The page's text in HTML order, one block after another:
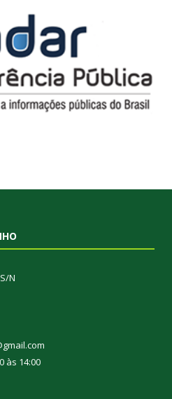
N
às 14:00